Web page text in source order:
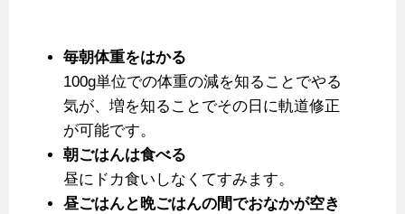
毎朝体重をはかる
100g単位での体重の減を知ることでやる
気が、増を知ることでその日に軌道修正
が可能です。
朝ごはんは食べる
昼にドカ食いしなくてすみます。
昼ごはんと晩ごはんの間でおなかが空き